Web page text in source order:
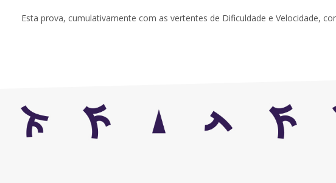
Esta prova, cumulativamente com as vertentes de Dificuldade e Velocidade,